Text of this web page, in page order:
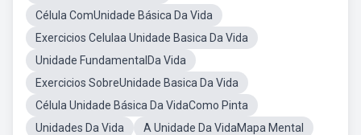
Célula ComUnidade Básica Da Vida
Exercicios Celulaa Unidade Basica Da Vida
Unidade FundamentalDa Vida
Exercicios SobreUnidade Basica Da Vida
Célula Unidade Básica Da VidaComo Pinta
Unidades Da Vida
A Unidade Da VidaMapa Mental